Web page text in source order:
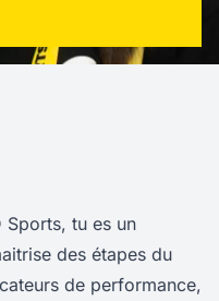
Sports, tu es un
des étapes du
de performance,